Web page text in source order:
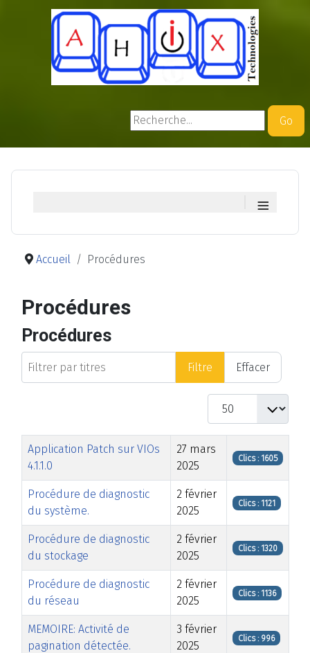
Rechercher
Go
≡
Accueil Procédures
Procédures
Procédures
Filtrer par titres
Filtre Effacer
Afficher #
Titre Date de modification Clics
Application Patch sur VIOs
4.1.1.0
27 mars
2025
Clics : 1605
Procédure de diagnostic
du système.
2 février
2025
Clics : 1121
Procédure de diagnostic
du stockage
2 février
2025
Clics : 1320
Procédure de diagnostic
du réseau
2 février
2025
Clics : 1136
MEMOIRE: Activité de
pagination détectée.
3 février
2025
Clics : 996